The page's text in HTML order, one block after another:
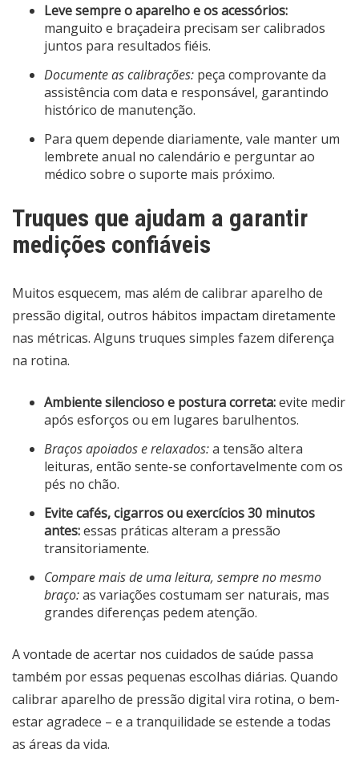
Leve sempre o aparelho e os acessórios:
manguito e braçadeira precisam ser calibrados
juntos para resultados fiéis.
Documente as calibrações: peça comprovante da
assistência com data e responsável, garantindo
histórico de manutenção.
Para quem depende diariamente, vale manter um
lembrete anual no calendário e perguntar ao
médico sobre o suporte mais próximo.
Truques que ajudam a garantir
medições confiáveis
Muitos esquecem, mas além de calibrar aparelho de
pressão digital, outros hábitos impactam diretamente
nas métricas. Alguns truques simples fazem diferença
na rotina.
Ambiente silencioso e postura correta:evite medir
após esforços ou em lugares barulhentos.
Braços apoiados e relaxados:a tensão altera
leituras, então sente-se confortavelmente com os
pés no chão.
Evite cafés, cigarros ou exercícios 30 minutos
antes:essas práticas alteram a pressão
transitoriamente.
Compare mais de uma leitura, sempre no mesmo
braço:as variações costumam ser naturais, mas
grandes diferenças pedem atenção.
A vontade de acertar nos cuidados de saúde passa
também por essas pequenas escolhas diárias. Quando
calibrar aparelho de pressão digital vira rotina, o bem-
estar agradece – e a tranquilidade se estende a todas
as áreas da vida.